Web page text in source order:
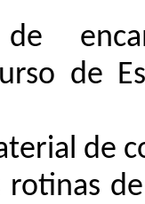
de
de
rotinas